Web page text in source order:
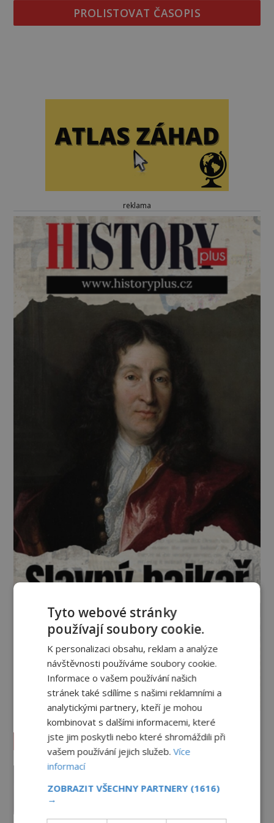
PROLISTOVAT ČASOPIS
reklama
Vesmír a technologie
Američané v obležení UFO?
Tyto webové stránky
používají soubory cookie.
K personalizaci obsahu, reklam a analýze
návštěvnosti používáme soubory cookie.
Informace o vašem používání našich
stránek také sdílíme s našimi reklamními a
analytickými partnery, kteří je mohou
kombinovat s dalšími informacemi, které
jste jim poskytli nebo které shromáždili při
vašem používání jejich služeb.Více
informací
ZOBRAZIT VŠECHNY PARTNERY (1616)
→